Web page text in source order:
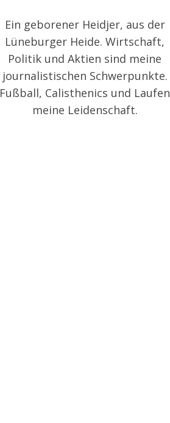
Ein geborener Heidjer, aus der
Lüneburger Heide. Wirtschaft,
Politik und Aktien sind meine
journalistischen Schwerpunkte.
Fußball, Calisthenics und Laufen
meine Leidenschaft.